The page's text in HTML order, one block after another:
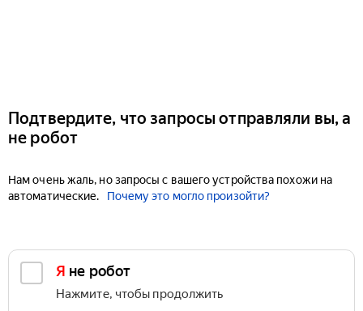
Подтвердите, что запросы отправляли вы, а
не робот
Нам очень жаль, но запросы с вашего устройства похожи на
автоматические.
Почему это могло произойти?
Я не робот
Нажмите, чтобы продолжить